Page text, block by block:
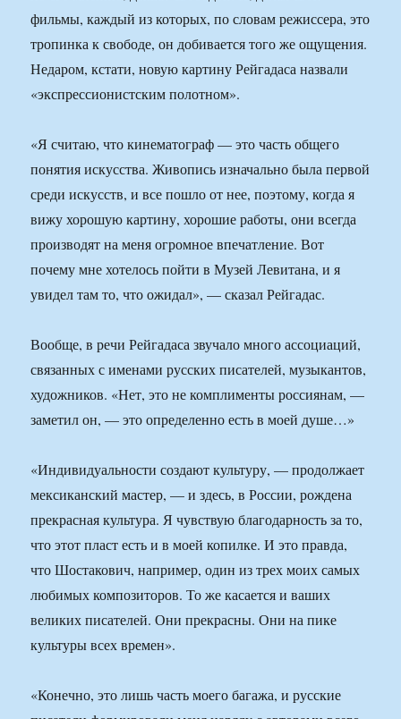
фильмы, каждый из которых, по словам режиссера, это
тропинка к свободе, он добивается того же ощущения.
Недаром, кстати, новую картину Рейгадаса назвали
«экспрессионистским полотном».
«Я считаю, что кинематограф — это часть общего
понятия искусства. Живопись изначально была первой
среди искусств, и все пошло от нее, поэтому, когда я
вижу хорошую картину, хорошие работы, они всегда
производят на меня огромное впечатление. Вот
почему мне хотелось пойти в Музей Левитана, и я
увидел там то, что ожидал», — сказал Рейгадас.
Вообще, в речи Рейгадаса звучало много ассоциаций,
связанных с именами русских писателей, музыкантов,
художников. «Нет, это не комплименты россиянам, —
заметил он, — это определенно есть в моей душе…»
«Индивидуальности создают культуру, — продолжает
мексиканский мастер, — и здесь, в России, рождена
прекрасная культура. Я чувствую благодарность за то,
что этот пласт есть и в моей копилке. И это правда,
что Шостакович, например, один из трех моих самых
любимых композиторов. То же касается и ваших
великих писателей. Они прекрасны. Они на пике
культуры всех времен».
«Конечно, это лишь часть моего багажа, и русские